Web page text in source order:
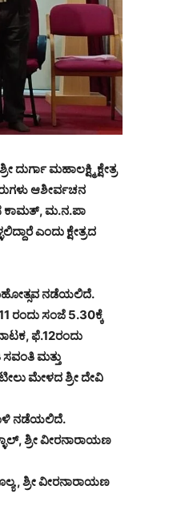
ಮಹಾಲಕ್ಷ್ಮಿ ಕ್ಷೇತ್ರ
ಆಶೀರ್ವಚನ
ಕಾಮತ್, ಮ.ನ.ಪಾ
ಎಂದು ಕ್ಷೇತ್ರದ
ನಡೆಯಲಿದೆ.
ರಂದು ಸಂಜೆ 5.30ಕ್ಕೆ
ಫೆ.12ರಂದು
ಮತ್ತು
ಮೇಳದ ಶ್ರೀ ದೇವಿ
ನಡೆಯಲಿದೆ.
ಶ್ರೀ ವೀರನಾರಾಯಣ
, ಶ್ರೀ ವೀರನಾರಾಯಣ